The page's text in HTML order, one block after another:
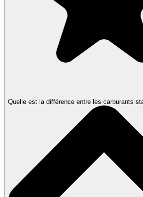
Quelle est la différence entre les carburants